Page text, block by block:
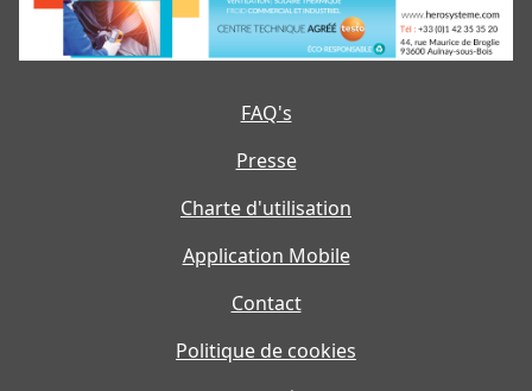
FAQ's
Presse
Charte d'utilisation
Application Mobile
Contact
Politique de cookies